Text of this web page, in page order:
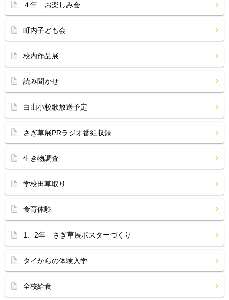
４年 お楽しみ会
町内子ども会
校内作品展
読み聞かせ
白山小校歌放送予定
さぎ草展PRラジオ番組収録
生き物調査
学校田草取り
食育体験
1、2年 さぎ草展ポスターづくり
タイからの体験入学
全校給食